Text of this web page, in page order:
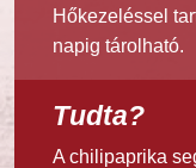
Hőkezeléssel
napig tárolható.
Tudta?
A chilipaprika